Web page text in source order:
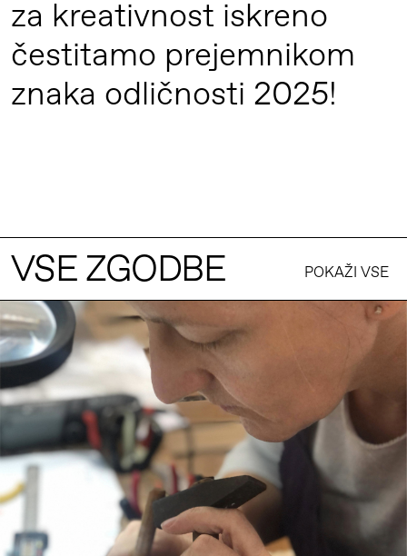
za kreativnost iskreno
čestitamo prejemnikom
znaka odličnosti 2025!
VSE ZGODBE POKAŽI VSE